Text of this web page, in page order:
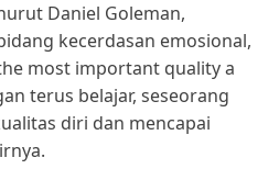
Daniel Goleman,
kecerdasan emosional,
most important quality a
terus belajar, seseorang
diri dan mencapai